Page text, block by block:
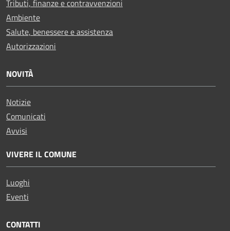
Tributi, finanze e contravvenzioni
Ambiente
Salute, benessere e assistenza
Autorizzazioni
NOVITÀ
Notizie
Comunicati
Avvisi
VIVERE IL COMUNE
Luoghi
Eventi
CONTATTI